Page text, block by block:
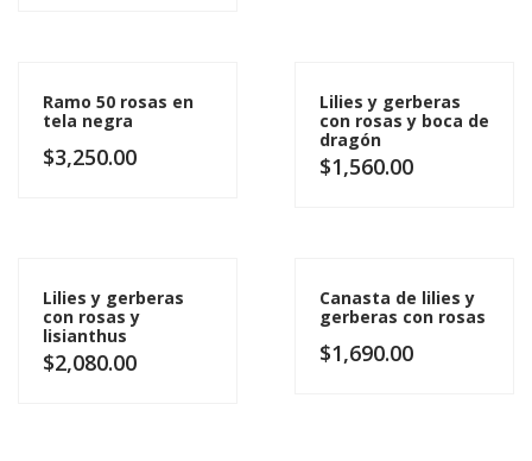
Ramo 50 rosas en
tela negra
$3,250.00
Lilies y gerberas
con rosas y boca de
dragón
$1,560.00
Lilies y gerberas
con rosas y
lisianthus
$2,080.00
Canasta de lilies y
gerberas con rosas
$1,690.00